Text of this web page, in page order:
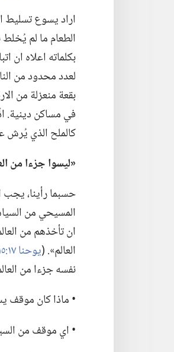
اراد يسوع تسليط
الطعام ما لم
بكلماته اعلاه ان
لعدد محدود من
بقعة منعزلة من
في مساكن دينية.‏
كالملح الذي يُرش
‏«ليسوا جزءا من
حسبما رأينا،‏
المسيحي من
ان تأخذهم من
العالم».‏ (‏يوحنا ١٧:‏١٥،‏ ١٦
نفسه جزءا من
‏• ماذا كان موقف
‏• اي موقف من